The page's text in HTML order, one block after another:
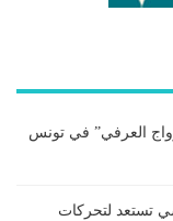
العرفي” في تونس
تستعد لتحركات